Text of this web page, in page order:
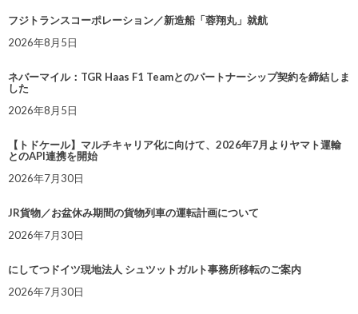
フジトランスコーポレーション／新造船「蓉翔丸」就航
2026年8月5日
ネバーマイル：TGR Haas F1 Teamとのパートナーシップ契約を締結しま
した
2026年8月5日
【トドケール】マルチキャリア化に向けて、2026年7月よりヤマト運輸
とのAPI連携を開始
2026年7月30日
JR貨物／お盆休み期間の貨物列車の運転計画について
2026年7月30日
にしてつドイツ現地法人 シュツットガルト事務所移転のご案内
2026年7月30日